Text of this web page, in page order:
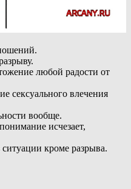
любой радости от
сексуального влечения
вообще.
исчезает,
кроме разрыва.